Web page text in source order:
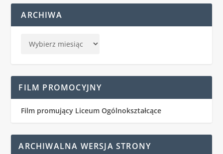
ARCHIWA
FILM PROMOCYJNY
Film promujący Liceum Ogólnokształcące
ARCHIWALNA WERSJA STRONY